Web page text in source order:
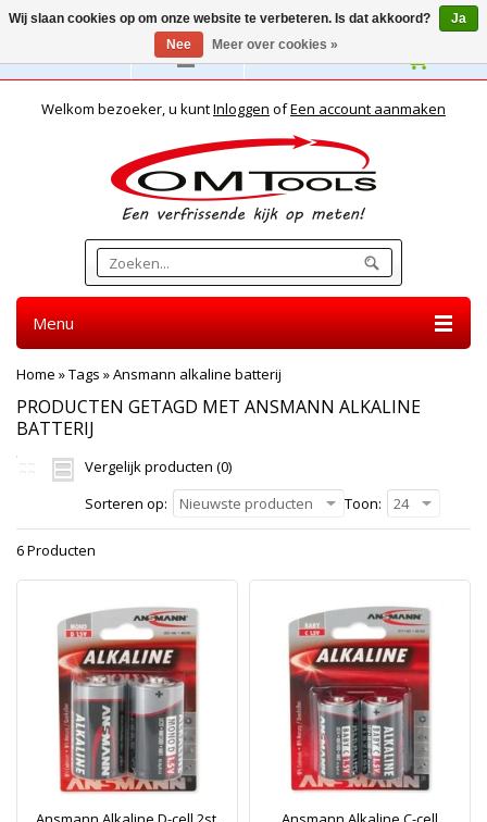
Nederlands
Welkom bezoeker, u kuntInloggen ofEen account aanmaken
Menu
Home »Tags »Ansmann alkaline batterij
PRODUCTEN GETAGD MET ANSMANN ALKALINE
BATTERIJ
Vergelijk producten (0)
Sorteren op:
Nieuwste producten Toon: 24
6 Producten
Wij slaan cookies op om onze website te verbeteren. Is dat akkoord?
Ja
Nee
Meer over cookies »